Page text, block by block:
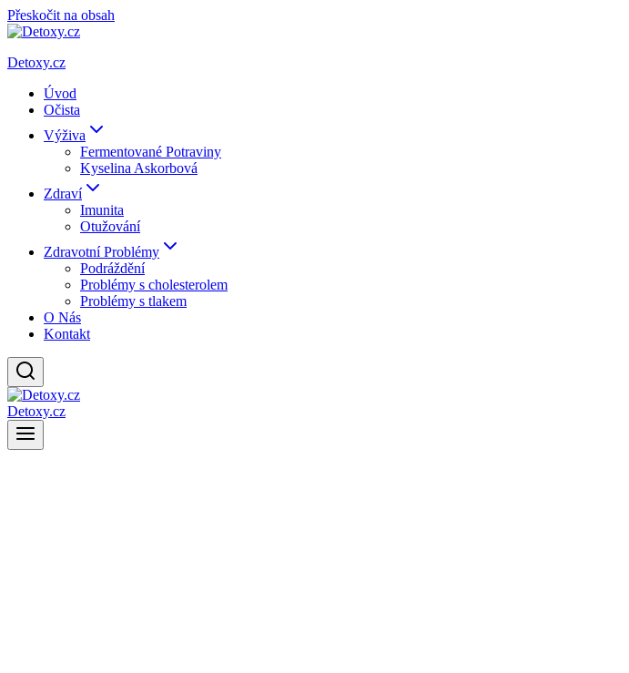
Přeskočit na obsah
Detoxy.cz
Úvod
Očista
Výživa
Fermentované Potraviny
Kyselina Askorbová
Zdraví
Imunita
Otužování
Zdravotní Problémy
Podráždění
Problémy s cholesterolem
Problémy s tlakem
O Nás
Kontakt
Detoxy.cz